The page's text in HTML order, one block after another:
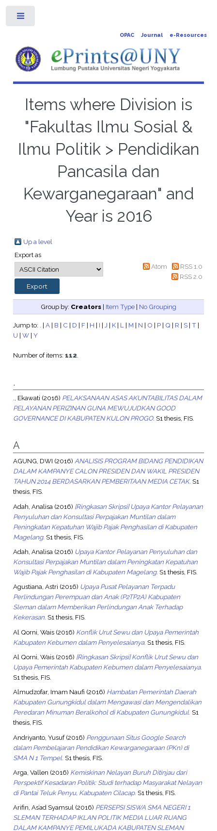
OPAC Journal e-Resources
Items where Division is
"Fakultas Ilmu Sosial &
Ilmu Politik > Pendidikan
Pancasila dan
Kewarganegaraan" and
Year is 2016
Up a level
Export as
Atom
RSS 1.0
RSS 2.0
Group by: Creators | Item Type | No Grouping
Jump to: . | A| B | C | D | F| H | I | J | K| L| M | N | O | P| Q | R | S| T|
U | W| Y
Number of items: 112.
.
., Ekawati (2016) PELAKSANAAN ASAS AKUNTABILITAS DALAM
PELAYANAN PERIZINAN GUNA MEWUJUDKAN GOOD
GOVERNANCE DI KABUPATEN KULON PROGO. S1 thesis, FIS.
A
AGUNG, DWI (2016) ANALISIS PROGRAM BIDANG PENDIDIKAN
DALAM KAMPANYE CALON PRESIDEN DAN WAKIL PRESIDEN
TAHUN 2014 BERDASARKAN PEMBERITAAN MEDIA CETAK. S1
thesis, FIS.
Adah, Analisa (2016) [Ringkasan Skripsi] Upaya Kantor Pelayanan
Penyuluhan dan Konsultasi Perpajakan Muntilan dalam
Peningkatan Kepatuhan Wajib Pajak Penghasilan di Kabupaten
Magelang. S1 thesis, FIS.
Adah, Analisa (2016) Upaya Kantor Pelayanan Penyuluhan dan
Konsultasi Perpajakan Muntilan dalam Peningkatan Kepatuhan
Wajib Pajak Penghasilan di Kabupaten Magelang. S1 thesis, FIS.
Agustiana, Astri (2016) Upaya Pusat Pelayanan Terpadu
Perlindungan Perempuan dan Anak (P2TP2A) Kabupaten
Sleman dalam Memberikan Perlindungan Anak Terhadap
Kekerasan. S1 thesis, FIS.
Al Qorni, Wais(2016) Konflik Urut Sewu dan Upaya Pemerintah
Kabupaten Kebumen dalam Penyelesaianya. S1 thesis, FIS.
Al Qorni, Wais(2016) [Ringkasan Skripsi] Konflik Urut Sewu dan
Upaya Pemerintah Kabupaten Kebumen dalam Penyelesaianya.
S1 thesis, FIS.
Almudzofar, Imam Naufi (2016) Hambatan Pemerintah Daerah
Kabupaten Gunungkidul dalam Mengawasi dan Mengendalikan
Peredaran Minuman Beralkohol di Kabupaten Gunungkidul. S1
thesis, FIS.
Andriyanto, Yusuf(2016) Penggunaan Situs Google Search
dalam Pembelajaran Pendidikan Kewarganegaraan (PKn) di
SMA N 1 Tempel. S1 thesis, FIS.
Arga, Vallen (2016) Kemiskinan Nelayan Buruh Ditinjau dari
Perspektif Kesadaran Politik: Studi terhadap Masyarakat Nelayan
di Pantai Teluk Penyu, Kabupaten Cilacap. S1 thesis, FIS.
Arifin, As’ad Syamsul(2016) PERSEPSI SISWA SMA NEGERI 1
SLEMAN TERHADAP IKLAN POLITIK MEDIA LUAR RUANG
DALAM KAMPANYE PEMILUKADA KABUPATEN SLEMAN